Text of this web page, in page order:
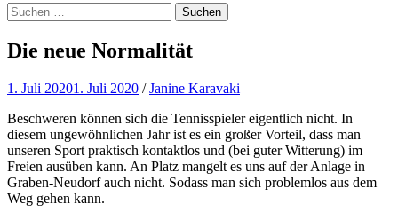
Search
Suchen
nach:
Die neue Normalität
1. Juli 20201. Juli 2020 /Janine Karavaki
Beschweren können sich die Tennisspieler eigentlich nicht. In
diesem ungewöhnlichen Jahr ist es ein großer Vorteil, dass man
unseren Sport praktisch kontaktlos und (bei guter Witterung) im
Freien ausüben kann. An Platz mangelt es uns auf der Anlage in
Graben-Neudorf auch nicht. Sodass man sich problemlos aus dem
Weg gehen kann.